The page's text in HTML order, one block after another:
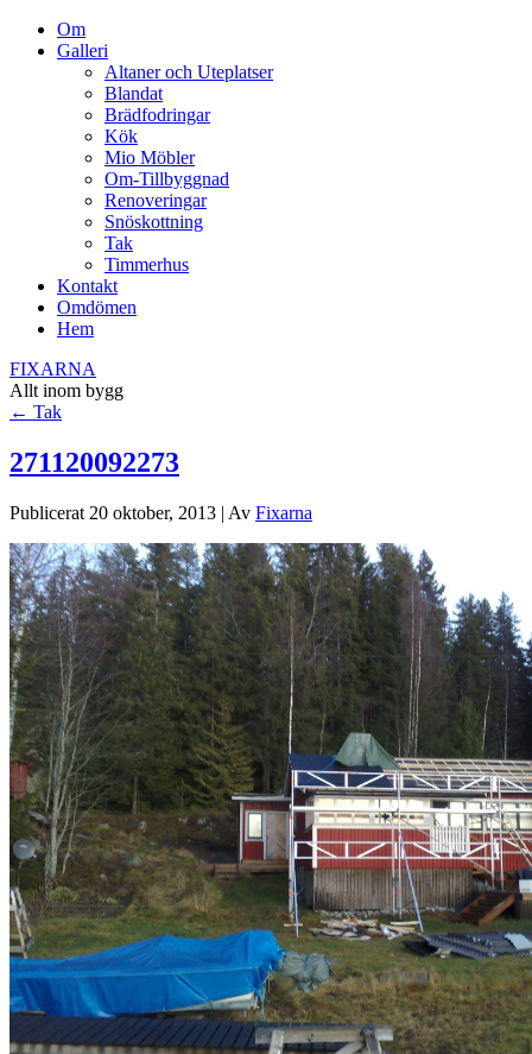
Om
Galleri
Altaner och Uteplatser
Blandat
Brädfodringar
Kök
Mio Möbler
Om-Tillbyggnad
Renoveringar
Snöskottning
Tak
Timmerhus
Kontakt
Omdömen
Hem
FIXARNA
Allt inom bygg
← Tak
271120092273
Publicerat 20 oktober, 2013 | Av Fixarna